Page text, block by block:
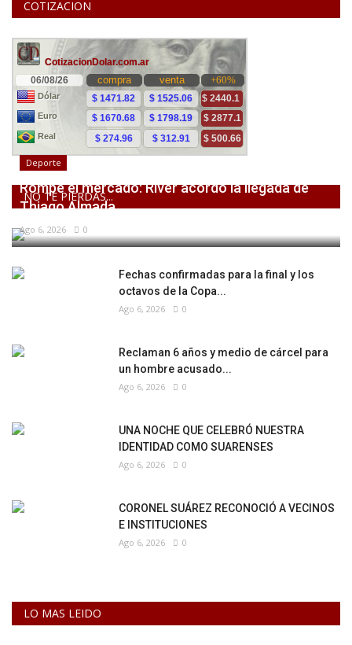
COTIZACION
NO TE PIERDAS...
Deporte
Rompe el mercado: River acordó la llegada de
Thiago Almada
Ago 6, 2026 0
Fechas confirmadas para la final y los
octavos de la Copa...
Ago 6, 2026 0
Reclaman 6 años y medio de cárcel para
un hombre acusado...
Ago 6, 2026 0
UNA NOCHE QUE CELEBRÓ NUESTRA
IDENTIDAD COMO SUARENSES
Ago 6, 2026 0
CORONEL SUÁREZ RECONOCIÓ A VECINOS
E INSTITUCIONES
Ago 6, 2026 0
LO MAS LEIDO